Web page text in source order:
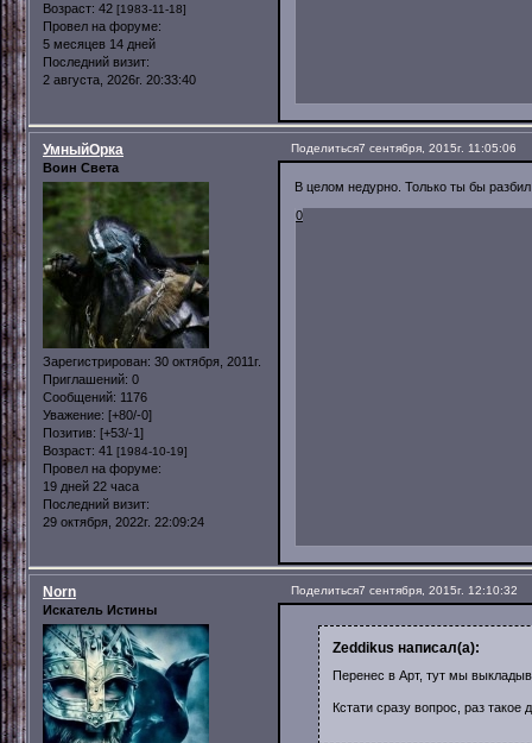
Возраст: 42 [1983-11-18]
Провел на форуме:
5 месяцев 14 дней
Последний визит:
2 августа, 2026г. 20:33:40
Поделиться7 сентября, 2015г. 11:05:06
УмныйОрка
Воин Света
Зарегистрирован: 30 октября, 2011г.
Приглашений: 0
Сообщений: 1176
Уважение: [+80/-0]
Позитив: [+53/-1]
Возраст: 41 [1984-10-19]
Провел на форуме:
19 дней 22 часа
Последний визит:
29 октября, 2022г. 22:09:24
В целом недурно. Только ты бы
0
Поделиться7 сентября, 2015г. 12:10:32
Norn
Искатель Истины
Zeddikus написал(а):
Перенес в Арт, тут мы
Кстати сразу вопрос, раз